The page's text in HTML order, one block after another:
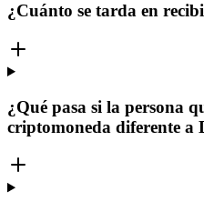
¿Cuánto se tarda en
¿Qué pasa si la persona
criptomoneda diferente a